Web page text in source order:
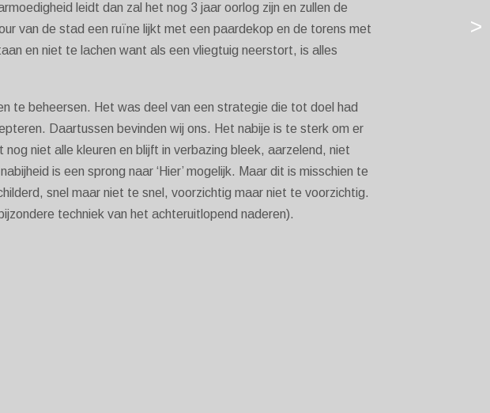
>
leidt dan zal het nog 3 jaar oorlog zijn en zullen de
van de stad een ruïne lijkt met een paardekop en de torens met
en niet te lachen want als een vliegtuig neerstort, is alles
te beheersen. Het was deel van een strategie die tot doel had
Daartussen bevinden wij ons. Het nabije is te sterk om er
niet alle kleuren en blijft in verbazing bleek, aarzelend, niet
is een sprong naar ‘Hier’ mogelijk. Maar dit is misschien te
snel maar niet te snel, voorzichtig maar niet te voorzichtig.
techniek van het achteruitlopend naderen).